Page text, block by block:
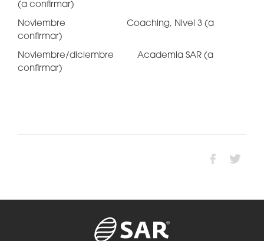
(a confirmar)
Noviembre Coaching, Nivel 3 (a
confirmar)
Noviembre/diciembre Academia SAR (a
confirmar)